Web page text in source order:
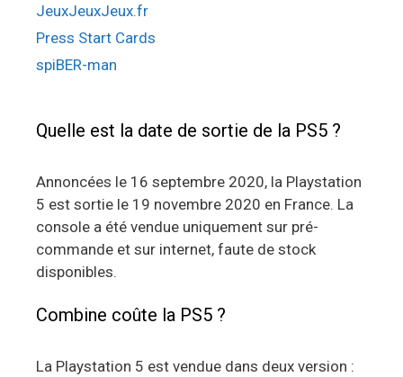
JeuxJeuxJeux.fr
Press Start Cards
spiBER-man
Quelle est la date de sortie de la PS5 ?
Annoncées le 16 septembre 2020, la Playstation
5 est sortie le 19 novembre 2020 en France. La
console a été vendue uniquement sur pré-
commande et sur internet, faute de stock
disponibles.
Combine coûte la PS5 ?
La Playstation 5 est vendue dans deux version :